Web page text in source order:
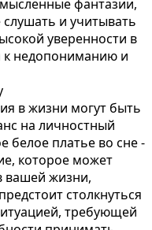
фантазии,
и учитывать
уверенности в
к недопониманию и
в жизни могут быть
на личностный
белое платье во сне -
которое может
вашей жизни,
столкнуться
требующей